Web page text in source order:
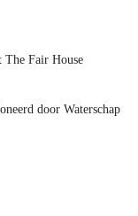
Fair House
door Waterschap